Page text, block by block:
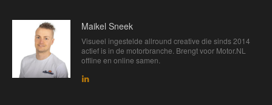
Maikel Sneek
Visueel ingestelde allround creative die sinds 2014
actief is in de motorbranche. Brengt voor Motor.NL
offline en online samen.